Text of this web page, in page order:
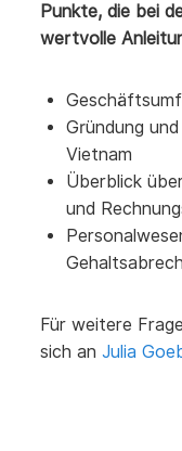
Punkte, die bei
wertvolle
Gründung
Vietnam
Überblick
und
Für weitere
sich an Julia